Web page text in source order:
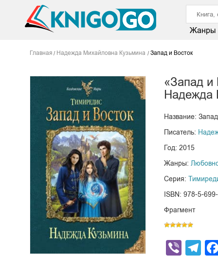
Жанры
Главная Надежда Михайловна Кузьмина Запад и Восток
«Запад и
Надежда
Название:
Писатель:
Год: 2015
Жанры:
Серия:
ISBN: 978-5-
Фрагмент
Viber